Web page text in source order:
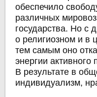
обеспечило
различных
государства. Но с
о религиозном и в
тем самым оно
энергии
В результате в
индивидуализм,